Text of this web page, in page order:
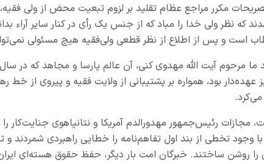
مکرر مراجع عظام تقلید بر لزوم تبعیت محض از ولی
که نظر ولی خدا را مباد که از جنس یک رأی در کنار سایر آراء
است و پس از اطلاع از نظر قطعی ولی‌فقیه هیچ مسئولی
ما مرحوم آیت الله مهدوی کنی، آن عالم پارسا و مجاهد که در
عهده‌دار بود، همواره بر پشتیبانی از ولایت فقیه و پیروی از خط
مجازات رئیس‌جمهور مهدورالدم آمریکا و نتانیاهوی جنایت‌کار
وجود تخطی از بند اول تفاهم‌نامه را خطایی راهبردی شمردند
را روشن ساختند. خبرگان امت بار دیگر، حفظ حقوق هسته‌ای